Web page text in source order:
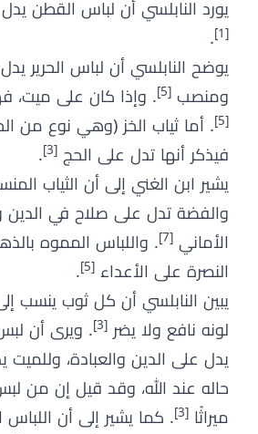
يورد النابلسي أن لباس القطن
[1]
.
يوضح النابلسي أن لباس الحرير
ومنصب [5] . وإذا كان على ميت،
[5] . أما ثياب الخز (وهي نوع من
فيذكر أنها تدل على الحج [3]
.
يشير ابن الغني إلى أن الثياب
والفضة تدل على صلاح في الدين
الأماني [7] . واللباس المموه
النصرة على الأعداء [5]
.
يبين النابلسي أن كل ثوب ينسب
لونه نافع ولا يضر [3] . ويرى أن
يدل على الدين والعبادة،
حاله عند الله، وقد قيل إن من
ميراثًا [3] . كما يشير إلى أن